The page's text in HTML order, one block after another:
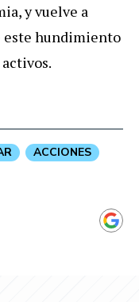
y vuelve a
este hundimiento
ACCIONES